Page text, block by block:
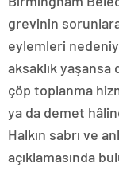
grevinin
eylemleri
aksaklık
çöp toplanma
ya da demet
Halkın sabrı ve
açıklamasında